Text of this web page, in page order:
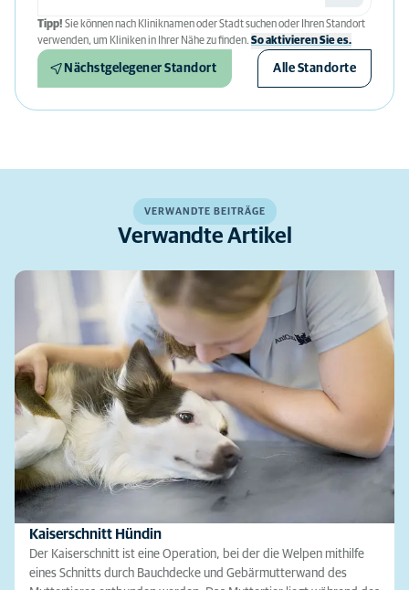
Tipp! Sie können nach Kliniknamen oder Stadt suchen oder Ihren Standort
verwenden, um Kliniken in Ihrer Nähe zu finden. So aktivieren Sie es.
Nächstgelegener Standort Alle Standorte
VERWANDTE BEITRÄGE
Verwandte Artikel
Kaiserschnitt Hündin
Der Kaiserschnitt ist eine Operation, bei der die Welpen mithilfe
eines Schnitts durch Bauchdecke und Gebärmutterwand des